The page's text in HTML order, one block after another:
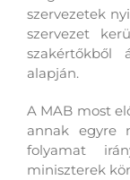
szervezetek
szervezet
szakértőkből
alapján.
A MAB most
annak egyre
folyamat
miniszterek